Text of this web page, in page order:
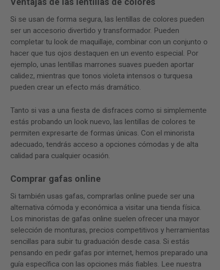
Si se usan de forma segura, las lentillas de colores pueden
ser un accesorio divertido y transformador. Pueden
completar tu look de maquillaje, combinar con un conjunto o
hacer que tus ojos destaquen en un evento especial. Por
ejemplo, unas lentillas marrones suaves pueden aportar
calidez, mientras que tonos violeta intensos o turquesa
pueden crear un efecto más dramático.
Tanto si vas a una fiesta de disfraces como si simplemente
estás probando un look nuevo, las lentillas de colores te
permiten expresarte de formas únicas. Con el minorista
adecuado, tendrás acceso a opciones cómodas y de alta
calidad para cualquier ocasión.
Comprar gafas online
Si también usas gafas, comprarlas online puede ser una
alternativa cómoda y económica a visitar una tienda física.
Los minoristas de gafas online suelen ofrecer una mayor
selección de monturas, precios competitivos y herramientas
sencillas para subir tu graduación desde casa. Si estás
pensando en pedir gafas por internet, hemos preparado una
guía específica con las opciones más fiables. Lee nuestra